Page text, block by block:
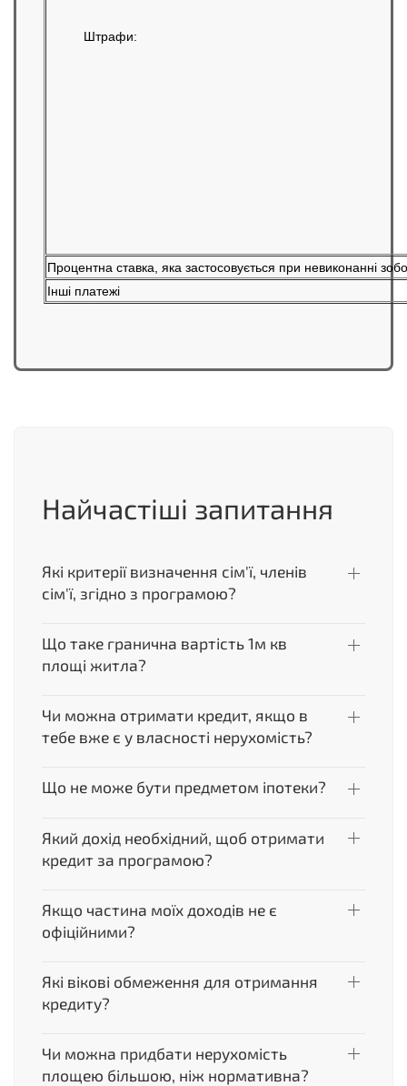
Штрафи:
Процентна ставка, яка застосовується при невиконанні
Інші платежі
Найчастіші запитання
Які критерії визначення сім'ї, членів
сім'ї, згідно з програмою?
Що таке гранична вартість 1м кв
площі житла?
Чи можна отримати кредит, якщо в
тебе вже є у власності нерухомість?
Що не може бути предметом іпотеки?
Який дохід необхідний, щоб отримати
кредит за програмою?
Якщо частина моїх доходів не є
офіційними?
Які вікові обмеження для отримання
кредиту?
Чи можна придбати нерухомість
площею більшою, ніж нормативна?